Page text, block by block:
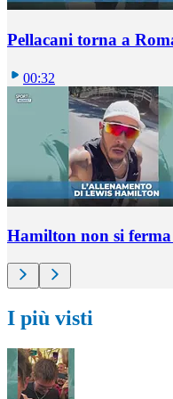
Pellacani torna a
00:32
Hamilton non si
I più visti